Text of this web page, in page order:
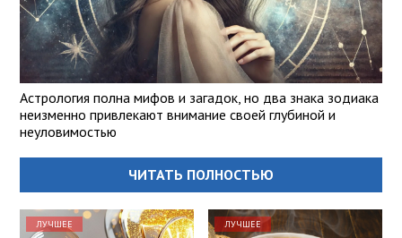
Астрология полна мифов и загадок, но два знака зодиака
неизменно привлекают внимание своей глубиной и
неуловимостью
ЧИТАТЬ ПОЛНОСТЬЮ
ЛУЧШЕЕ ЛУЧШЕЕ